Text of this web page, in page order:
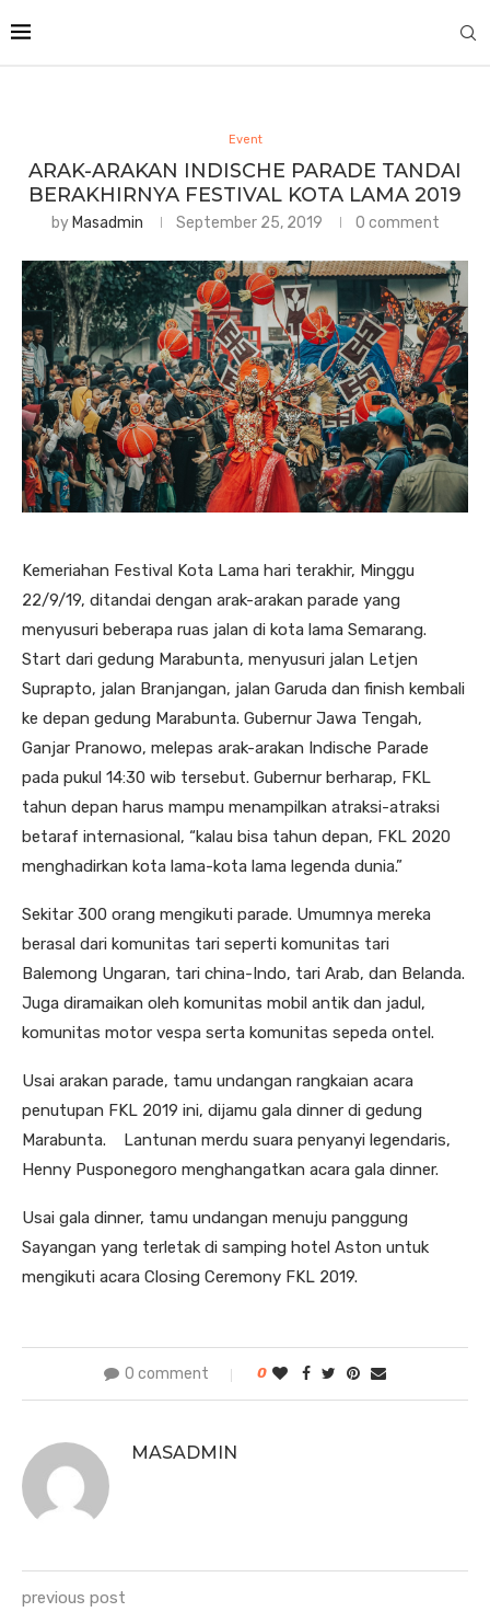
Event
ARAK-ARAKAN INDISCHE PARADE TANDAI
BERAKHIRNYA FESTIVAL KOTA LAMA 2019
by Masadmin September 25, 2019 0 comment
Kemeriahan Festival Kota Lama hari terakhir, Minggu
22/9/19, ditandai dengan arak-arakan parade yang
menyusuri beberapa ruas jalan di kota lama Semarang.
Start dari gedung Marabunta, menyusuri jalan Letjen
Suprapto, jalan Branjangan, jalan Garuda dan finish kembali
ke depan gedung Marabunta. Gubernur Jawa Tengah,
Ganjar Pranowo, melepas arak-arakan Indische Parade
pada pukul 14:30 wib tersebut. Gubernur berharap, FKL
tahun depan harus mampu menampilkan atraksi-atraksi
betaraf internasional, “kalau bisa tahun depan, FKL 2020
menghadirkan kota lama-kota lama legenda dunia.”
Sekitar 300 orang mengikuti parade. Umumnya mereka
berasal dari komunitas tari seperti komunitas tari
Balemong Ungaran, tari china-Indo, tari Arab, dan Belanda.
Juga diramaikan oleh komunitas mobil antik dan jadul,
komunitas motor vespa serta komunitas sepeda ontel.
Usai arakan parade, tamu undangan rangkaian acara
penutupan FKL 2019 ini, dijamu gala dinner di gedung
Marabunta. Lantunan merdu suara penyanyi legendaris,
Henny Pusponegoro menghangatkan acara gala dinner.
Usai gala dinner, tamu undangan menuju panggung
Sayangan yang terletak di samping hotel Aston untuk
mengikuti acara Closing Ceremony FKL 2019.
0 comment 0
MASADMIN
previous post